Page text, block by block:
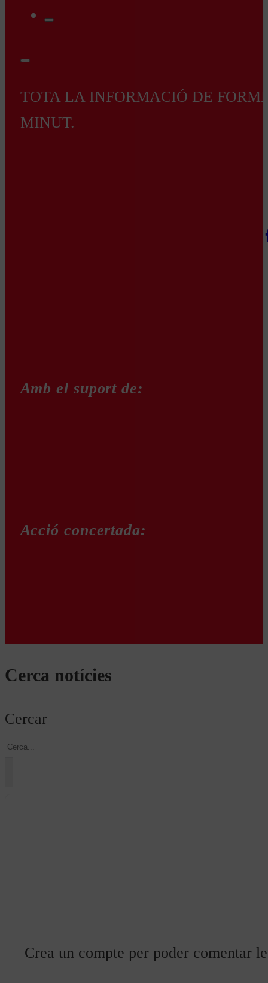
TOTA LA INFORMACIÓ DE
MINUT.
Amb el suport de:
Acció concertada:
Cerca notícies
Cercar
Crea un compte per poder comentar